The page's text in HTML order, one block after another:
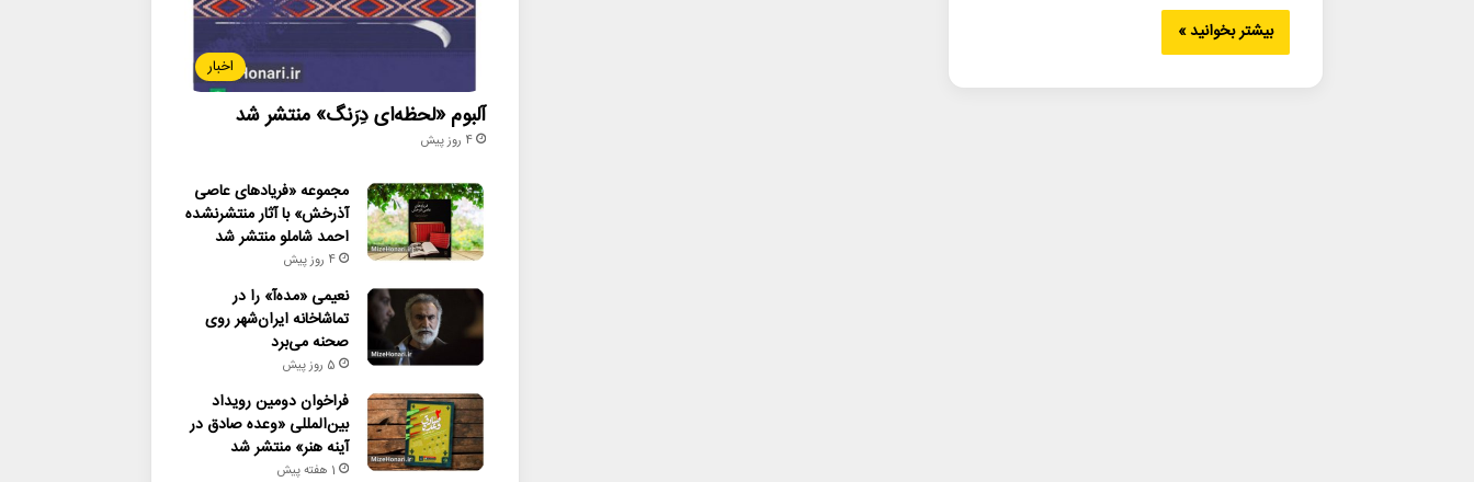
بیشتر بخوانید »
اخبار
آلبوم «لحظه‌ای دِرَنگ» منتشر شد
4 روز پیش
مجموعه «فریادهای عاصی
آذرخش» با آثار منتشرنشده
احمد شاملو منتشر شد
4 روز پیش
نعیمی «مده‌آ» را در
تماشاخانه ایران‌شهر روی
صحنه می‌برد
5 روز پیش
فراخوان دومین رویداد
بین‌المللی «وعده صادق در
آینه هنر» منتشر شد
1 هفته پیش